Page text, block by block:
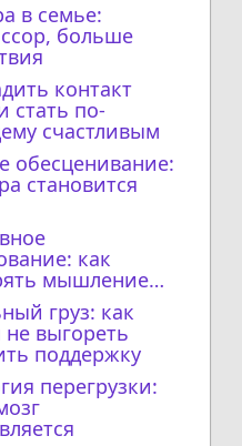
в семье:
больше
контакт
стать по-
счастливым
обесценивание:
становится
как
мышление
груз: как
выгореть
поддержку
перегрузки: